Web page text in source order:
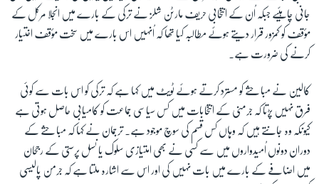
زبان
جانی چاہئیے جبکہ اُن کے انتخابی حریف مارٹن شلز نے ترکی کے بارے میں انجلا مرکل کے
مؤقف کو کمزور قرار دیتے ہوئے مطالبہ کیا تھا کہ اُنہیں اس بارے میں سخت مؤقف اختیار
کرنے کی ضرورت ہے۔
کالین نے مباحثے کو مسترد کرتے ہوئے ٹویٹ میں کہا ہے کہ ترکی کو اس بات سے کوئی
فرق نہیں پڑتا کہ جرمنی کے انتخابات میں کس سیاسی جماعت کو کامیابی حاصل ہوتی ہے
کیونکہ وہ جانتے ہیں کہ وہاں کس قسم کی سوچ موجود ہے۔ ترجمان نے کہا کہ مباحثے کے
دوران دونوں اُمیدواروں میں سے کسی نے بھی امتیازی سلوک یا نسل پرستی کے رجحان
میں اضافے کے بارے میں بات نہیں کی اور اس سے اشارہ ملتا ہے کہ جرمن پالیسی